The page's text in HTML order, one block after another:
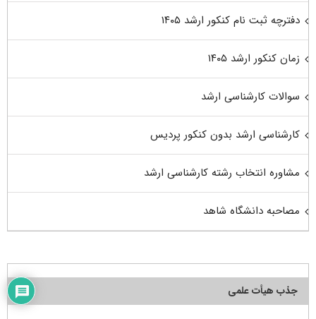
دفترچه ثبت نام کنکور ارشد ۱۴۰۵
زمان کنکور ارشد ۱۴۰۵
سوالات کارشناسی ارشد
کارشناسی ارشد بدون کنکور پردیس
مشاوره انتخاب رشته کارشناسی ارشد
مصاحبه دانشگاه شاهد
جذب هیأت علمی